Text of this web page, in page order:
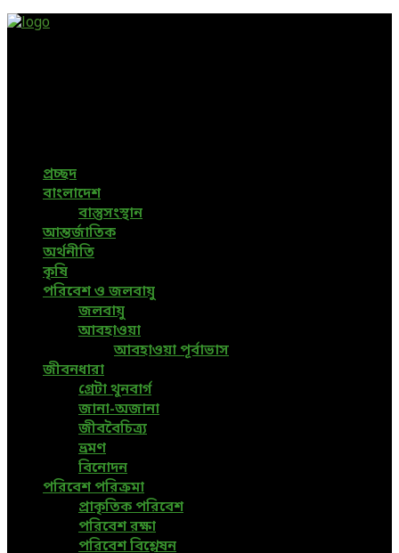
প্রচ্ছদ
বাংলাদেশ
বাস্তুসংস্থান
আন্তর্জাতিক
অর্থনীতি
কৃষি
পরিবেশ ও জলবায়ু
জলবায়ু
আবহাওয়া
আবহাওয়া পূর্বাভাস
জীবনধারা
গ্রেটা থুনবার্গ
জানা-অজানা
জীববৈচিত্র্য
ভ্রমণ
বিনোদন
পরিবেশ পরিক্রমা
প্রাকৃতিক পরিবেশ
পরিবেশ রক্ষা
পরিবেশ বিশ্লেষন